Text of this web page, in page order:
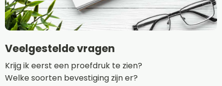
Veelgestelde vragen
Krijg ik eerst een proefdruk te zien?
Welke soorten bevestiging zijn er?